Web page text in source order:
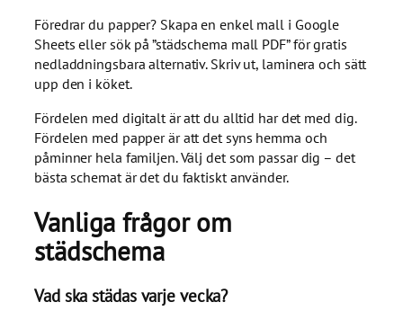
Föredrar du papper? Skapa en enkel mall i Google
Sheets eller sök på ”städschema mall PDF” för gratis
nedladdningsbara alternativ. Skriv ut, laminera och sätt
upp den i köket.
Fördelen med digitalt är att du alltid har det med dig.
Fördelen med papper är att det syns hemma och
påminner hela familjen. Välj det som passar dig – det
bästa schemat är det du faktiskt använder.
Vanliga frågor om
städschema
Vad ska städas varje vecka?